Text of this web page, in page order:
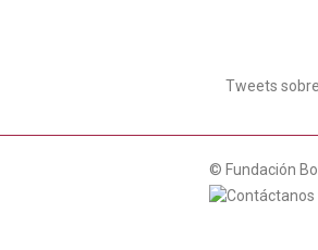
Tweets
© Fundación